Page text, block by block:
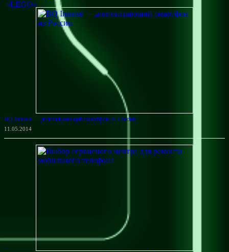
BQ Intense — долгоиграющий смартфон из России
11.05.2014